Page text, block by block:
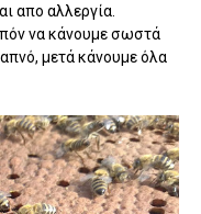
απο αλλεργία.
να κάνουμε σωστά
μετά κάνουμε όλα